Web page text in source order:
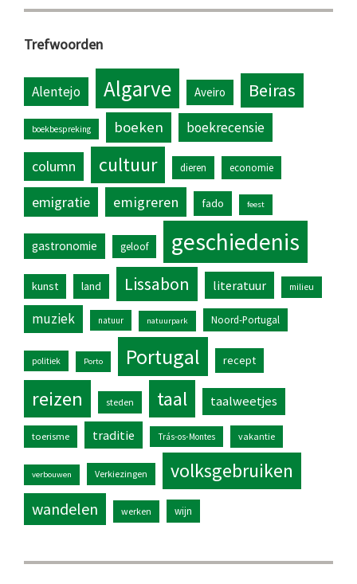
Trefwoorden
Alentejo Algarve Aveiro Beiras
boekbespreking boeken boekrecensie
column cultuur dieren economie
emigratie emigreren fado feest
gastronomie geloof geschiedenis
kunst land Lissabon literatuur milieu
muziek natuur natuurpark Noord-Portugal
politiek Porto Portugal recept
reizen steden taal taalweetjes
toerisme traditie Trás-os-Montes vakantie
verbouwen Verkiezingen volksgebruiken
wandelen werken wijn